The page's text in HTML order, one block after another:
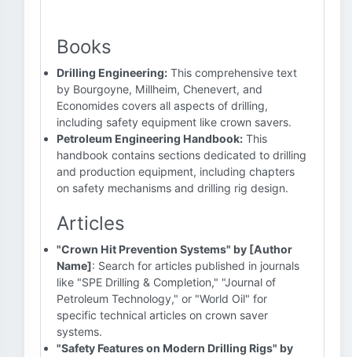
Books
Drilling Engineering: This comprehensive text
by Bourgoyne, Millheim, Chenevert, and
Economides covers all aspects of drilling,
including safety equipment like crown savers.
Petroleum Engineering Handbook: This
handbook contains sections dedicated to drilling
and production equipment, including chapters
on safety mechanisms and drilling rig design.
Articles
"Crown Hit Prevention Systems" by [Author
Name]: Search for articles published in journals
like "SPE Drilling & Completion," "Journal of
Petroleum Technology," or "World Oil" for
specific technical articles on crown saver
systems.
"Safety Features on Modern Drilling Rigs" by